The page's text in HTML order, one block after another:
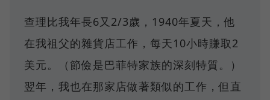
查理比我年長6又2/3歲，1940年夏天，他
在我祖父的雜貨店工作，每天10小時賺取2
美元。（節儉是巴菲特家族的深刻特質。）
翌年，我也在那家店做著類似的工作，但直